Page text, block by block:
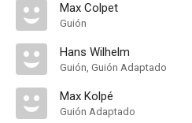
Max Colpet
Guión
Hans Wilhelm
Guión, Guión Adaptado
Max Kolpé
Guión Adaptado